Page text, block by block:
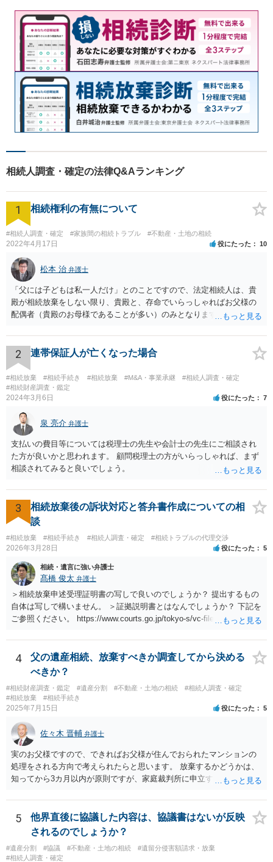
相続人調査・確定の法律Q&Aランキング
1 相続権利の有無について
#相続人調査・確定 #家族間の相続トラブル #不動産・土地の相続
2022年4月17日 役にたった 10
松本 治 弁護士
「父には子どもは私一人だけ」とのことですので、法定相続人は、貴
殿が相続放棄をしない限り、貴殿と、存命でいらっしゃればお父様の
配偶者（貴殿のお母様であることが多い）のみとなります。遺言がな
2 連帯保証人が亡くなった場合
#相続放棄 #相続手続き #相続放棄 #M&A・事業承継
#相続人調査・確定
#相続財産調査・鑑定
2024年3月6日 役にたった 7
泉 亮介 弁護士
支払いの費目等については税理士の先生や会計士の先生にご相談され
た方が良いかと思われます。 顧問税理士の方がいらっしゃれば、まず
相談されてみると良いでしょう。
3
相続放棄後の訴状対応と答弁書作成についての相
談
#相続放棄 #相続手続き #相続人調査・確定 #相続トラブルの代理交渉
2026年3月28日 役にたった 5
相続・遺言に強い弁護士
髙橋 俊太 弁護士
＞相続放棄申述受理証明書の写しで良いのでしょうか？ 提出するもの
自体は写しで構いません。 ＞証拠説明書とはなんでしょうか？ 下記を
ご参照ください。 https://www.courts.go.jp/tokyo-s/vc-files/tokyo-s/file/
4
父の遺産相続、放棄すべきか調査してから決める
べきか？
#相続財産調査・鑑定 #遺産分割 #不動産・土地の相続
#相続人調査・確定
#相続放棄
#相続手続き
2025年7月15日 役にたった 5
佐々木 晋輔 弁護士
実のお父様ですので、できればお父様が住んでおられたマンションの
処理をされる方向で考えられたらと思います。 放棄するかどうかは、
知ってから3カ月以内が原則ですが、家庭裁判所に申立すれば3カ月の
放棄するかどうか決めることができます。 銀行やサラ金が数年も放置
することはありませんので、数年後に借金が発見される可能性はほぼ
ありません。 なお、私が扱った相続放棄を検討していた案件で、期間
伸長して調査したところ、サラ金に対する過払金など相当な財産が見
つかったため相続したという事例がありました。
5
他界直後に協議した内容は、協議書はないが反映
されるのでしょうか？
#遺産分割 #協議 #不動産・土地の相続
#遺留分侵害額請求・放棄
#相続人調査・確定